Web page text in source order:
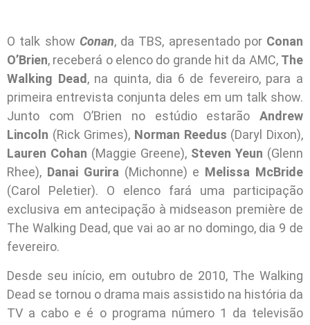
O talk show Conan, da TBS, apresentado por Conan
O’Brien, receberá o elenco do grande hit da AMC, The
Walking Dead, na quinta, dia 6 de fevereiro, para a
primeira entrevista conjunta deles em um talk show.
Junto com O’Brien no estúdio estarão Andrew
Lincoln (Rick Grimes), Norman Reedus (Daryl Dixon),
Lauren Cohan (Maggie Greene), Steven Yeun (Glenn
Rhee), Danai Gurira(Michonne) e Melissa McBride
(Carol Peletier). O elenco fará uma participação
exclusiva em antecipação à midseason première de
The Walking Dead, que vai ao ar no domingo, dia 9 de
fevereiro.
Desde seu início, em outubro de 2010, The Walking
Dead se tornou o drama mais assistido na história da
TV a cabo e é o programa número 1 da televisão